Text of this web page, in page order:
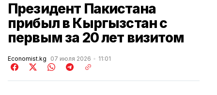
Президент Пакистана
прибыл в Кыргызстан с
первым за 20 лет визитом
Economist.kg 07 июля 2026 11:01